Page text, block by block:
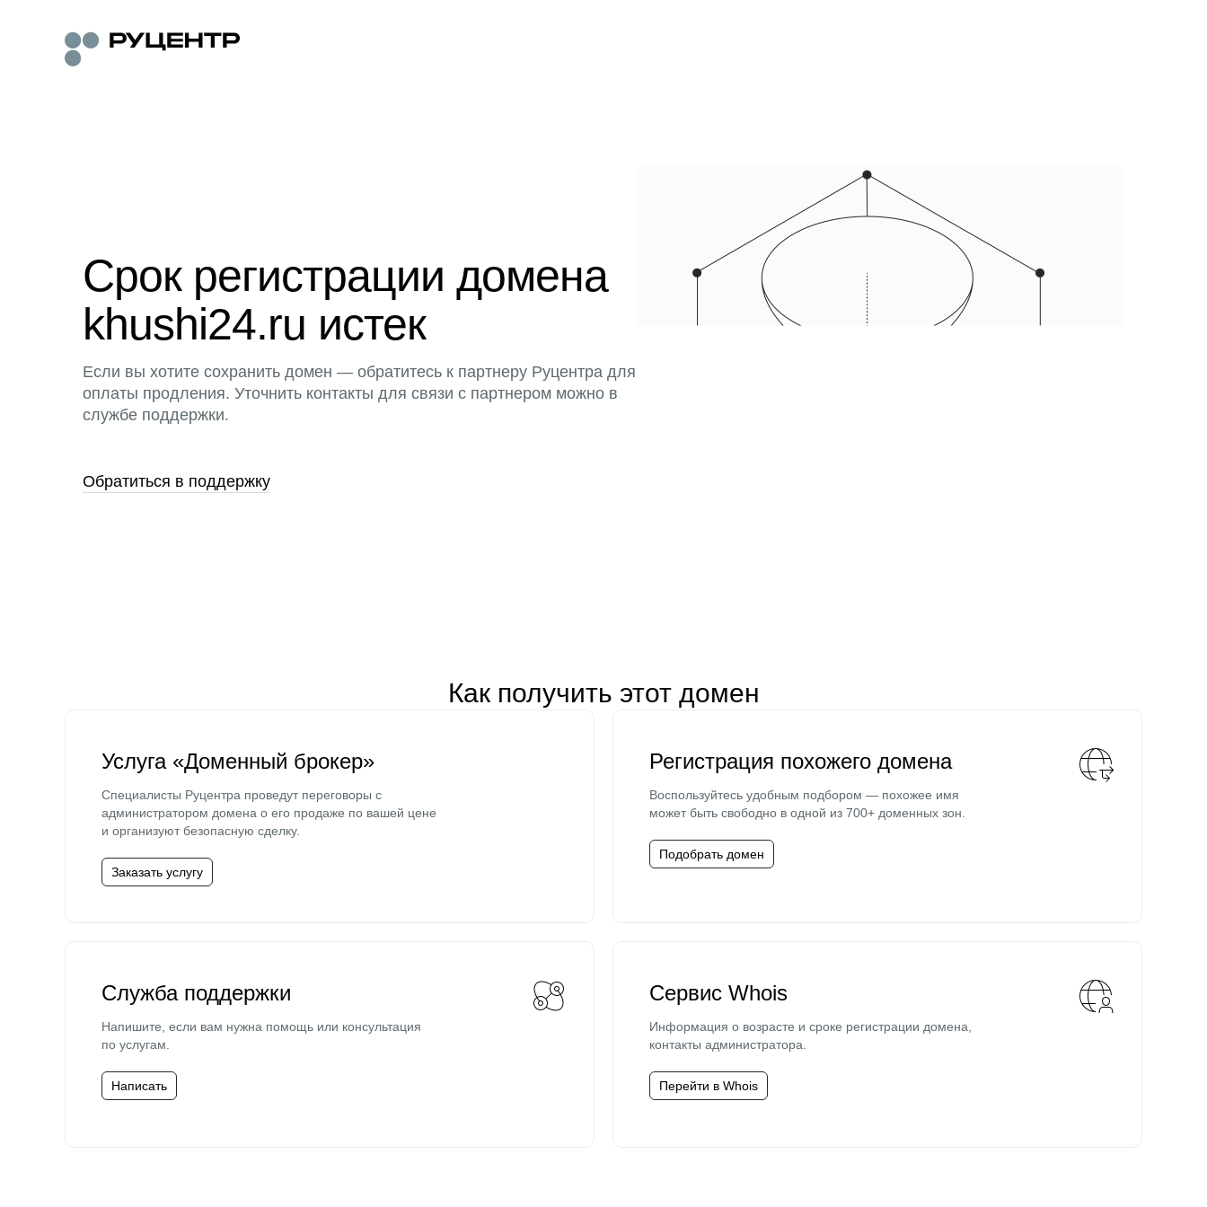
Срок регистрации домена
khushi24.ru истек
Если вы хотите сохранить домен — обратитесь к партнеру Руцентра для
оплаты продления. Уточнить контакты для связи с партнером можно в
службе поддержки.
Обратиться в поддержку
Как получить этот домен
Услуга «Доменный брокер»
Специалисты Руцентра проведут переговоры с
администратором домена о его продаже по вашей цене
и организуют безопасную сделку.
Заказать услугу
Регистрация похожего домена
Воспользуйтесь удобным подбором — похожее имя
может быть свободно в одной из 700+ доменных зон.
Подобрать домен
Служба поддержки
Напишите, если вам нужна помощь или консультация
по услугам.
Написать
Сервис Whois
Информация о возрасте и сроке регистрации домена,
контакты администратора.
Перейти в Whois